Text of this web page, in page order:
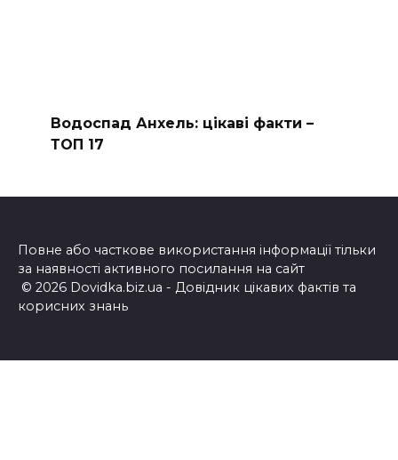
Водоспад Анхель: цікаві факти –
ТОП 17
Повне або часткове використання інформації тільки
за наявності активного посилання на сайт
© 2026 Dovidka.biz.ua - Довідник цікавих фактів та
корисних знань